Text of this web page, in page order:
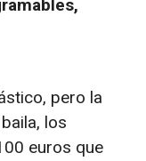
pero la
los
euros que